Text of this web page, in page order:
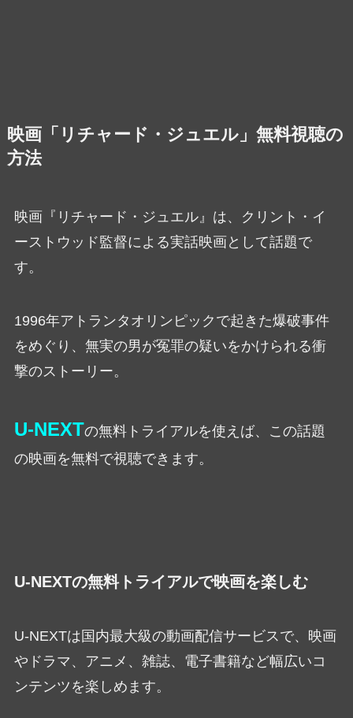
映画「リチャード・ジュエル」無料視聴の
方法
映画『リチャード・ジュエル』は、クリント・イ
ーストウッド監督による実話映画として話題で
す。
1996年アトランタオリンピックで起きた爆破事件
をめぐり、無実の男が冤罪の疑いをかけられる衝
撃のストーリー。
U-NEXTの無料トライアルを使えば、この話題
の映画を無料で視聴できます。
U-NEXTの無料トライアルで映画を楽しむ
U-NEXTは国内最大級の動画配信サービスで、映画
やドラマ、アニメ、雑誌、電子書籍など幅広いコ
ンテンツを楽しめます。